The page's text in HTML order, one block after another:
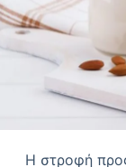
Η στροφή